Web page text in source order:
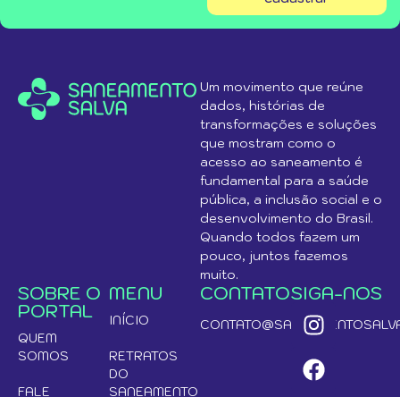
Um movimento que reúne
dados, histórias de
transformações e soluções
que mostram como o
acesso ao saneamento é
fundamental para a saúde
pública, a inclusão social e o
desenvolvimento do Brasil.
Quando todos fazem um
pouco, juntos fazemos
muito.
SOBRE O
PORTAL
QUEM
SOMOS
FALE
MENU
INÍCIO
RETRATOS
DO
SANEAMENTO
CONTATOSIGA-NOS